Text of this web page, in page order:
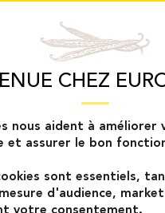
CHEZ
nous aident à améliorer
et assurer le bon
sont essentiels,
d'audience,
votre consentement.
Accueil Exclusivités